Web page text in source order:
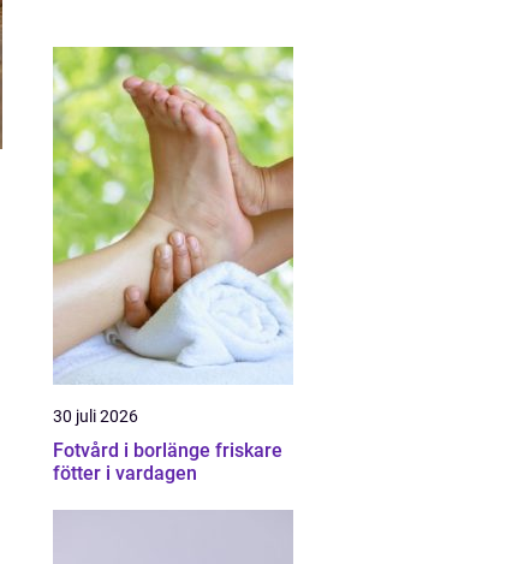
30 juli 2026
Fotvård i borlänge friskare
fötter i vardagen